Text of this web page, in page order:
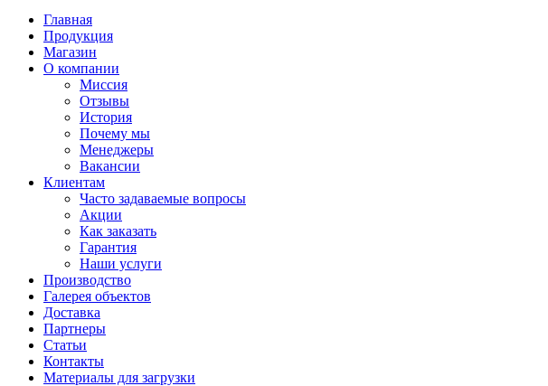
Главная
Продукция
Магазин
О компании
Миссия
Отзывы
История
Почему мы
Менеджеры
Вакансии
Клиентам
Часто задаваемые вопросы
Акции
Как заказать
Гарантия
Наши услуги
Производство
Галерея объектов
Доставка
Партнеры
Статьи
Контакты
Материалы для загрузки